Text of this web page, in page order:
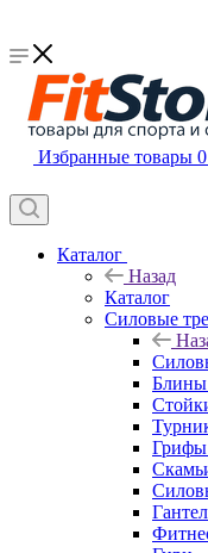
Избранные товары 0
Каталог
Назад
Каталог
Силовые
Блины
Грифы